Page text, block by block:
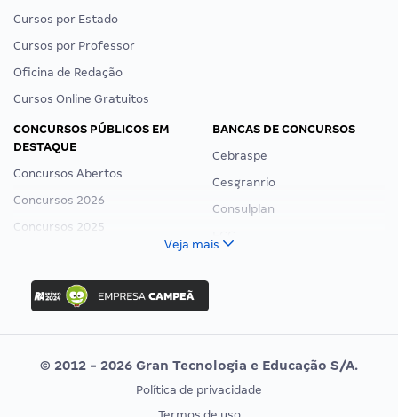
Cursos por Estado
Cursos por Professor
Oficina de Redação
Cursos Online Gratuitos
CONCURSOS PÚBLICOS EM
DESTAQUE
Concursos Abertos
Concursos 2026
Concursos 2025
Concurso Nacional Unificado
Concurso Ibama
Concurso MPU
Editais publicados
BANCAS DE CONCURSOS
Cebraspe
Cesgranrio
Consulplan
Vunesp
CONCURSOS POR PROFISSÃO EXAME DE ORDEM
Veja mais
© 2012 - 2026 Gran Tecnologia e Educação S/A.
Política de privacidade